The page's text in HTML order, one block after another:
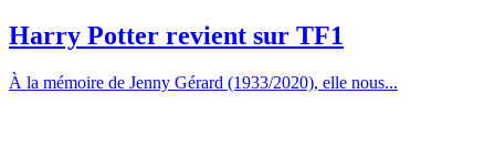
Harry Potter revient sur TF1
À la mémoire de Jenny Gérard (1933/2020), elle nous...